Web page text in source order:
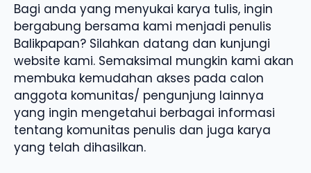
Bagi anda yang menyukai karya tulis, ingin
bergabung bersama kami menjadi penulis
Balikpapan? Silahkan datang dan kunjungi
website kami. Semaksimal mungkin kami akan
membuka kemudahan akses pada calon
anggota komunitas/ pengunjung lainnya
yang ingin mengetahui berbagai informasi
tentang komunitas penulis dan juga karya
yang telah dihasilkan.